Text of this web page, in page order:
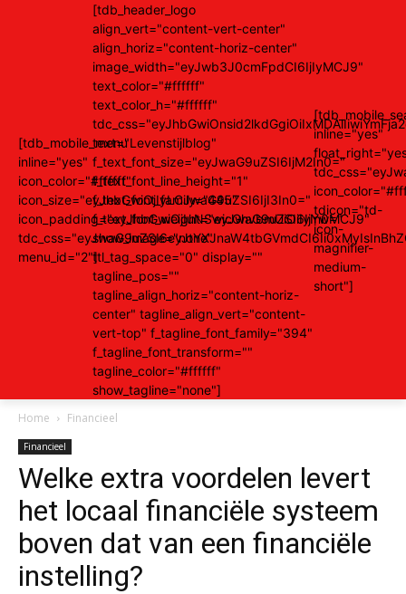
[tdb_mobile_menu
inline="yes"
icon_color="#ffffff"
icon_size="eyJhbGwiOjIyLCJwaG9uZSI6IjI3In0="
icon_padding="eyJhbGwiOjIuNSwicGhvbmUiOiIyIn0="
menu_id="2"]
[tdb_header_logo
align_vert="content-vert-center"
align_horiz="content-horiz-center"
image_width="eyJwb3J0cmFpdCI6IjIyMCJ9"
text_color="#ffffff"
text_color_h="#ffffff"
text="Levenstijlblog"
f_text_font_size="eyJwaG9uZSI6IjM2In0="
f_text_font_line_height="1"
f_text_font_family="445"
f_text_font_weight="eyJwaG9uZSI6IjYwMCJ9"
show_image="none"
ttl_tag_space="0" display=""
tagline_pos=""
tagline_align_horiz="content-horiz-
center" tagline_align_vert="content-
vert-top" f_tagline_font_family="394"
f_tagline_font_transform=""
tagline_color="#ffffff"
show_tagline="none"]
inline="yes"
tdicon="td-
icon-
magnifier-
medium-
short"]
Home Financieel
Financieel
Welke extra voordelen levert
het locaal financiële systeem
boven dat van een financiële
instelling?